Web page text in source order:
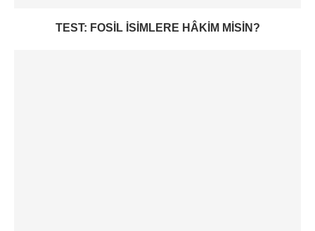
TEST: FOSIL ISIMLERE HÂKIM MISIN?